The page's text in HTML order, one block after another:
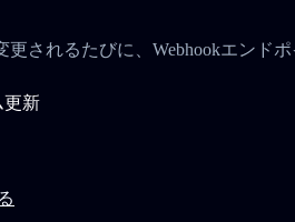
更されるたびに、Webhookエンド
更新